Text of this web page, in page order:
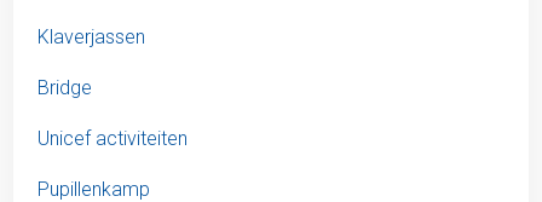
Klaverjassen
Bridge
Unicef activiteiten
Pupillenkamp